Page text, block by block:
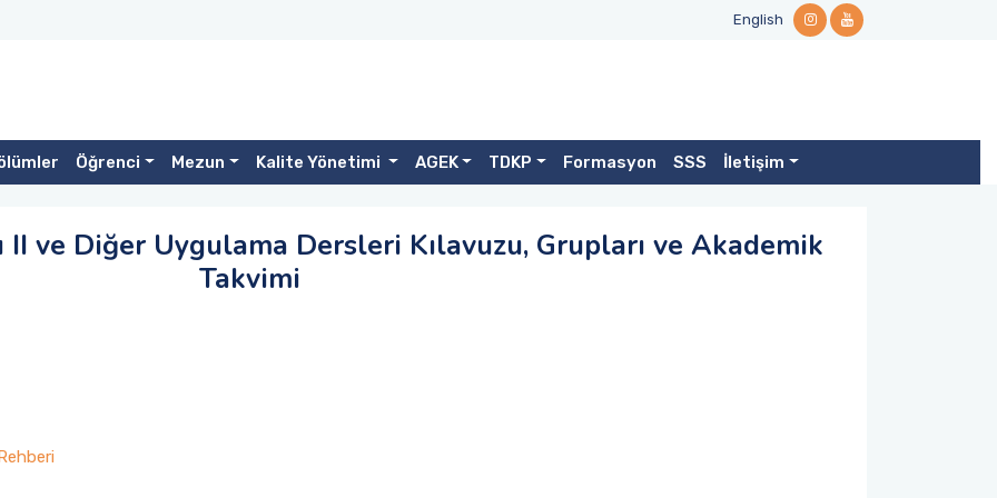
English
Öğrenci Mezun Kalite Yönetimi AGEK TDKP Formasyon SSS İletişim
ve Diğer Uygulama Dersleri Kılavuzu, Grupları ve Akademik
Takvimi